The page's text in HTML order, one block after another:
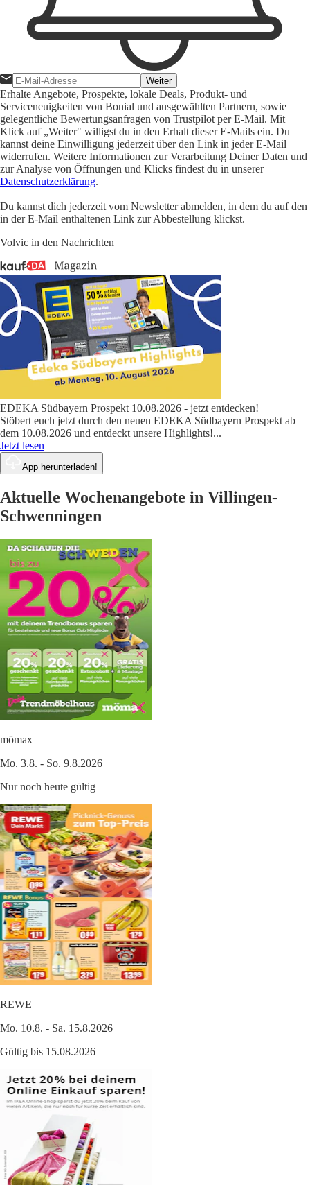
Weiter
Erhalte Angebote, Prospekte, lokale Deals, Produkt- und
Serviceneuigkeiten von Bonial und ausgewählten Partnern, sowie
gelegentliche Bewertungsanfragen von Trustpilot per E-Mail. Mit
Klick auf „Weiter" willigst du in den Erhalt dieser E-Mails ein. Du
kannst deine Einwilligung jederzeit über den Link in jeder E-Mail
widerrufen. Weitere Informationen zur Verarbeitung Deiner Daten und
zur Analyse von Öffnungen und Klicks findest du in unserer
Datenschutzerklärung.
Du kannst dich jederzeit vom Newsletter abmelden, in dem du auf den
in der E-Mail enthaltenen Link zur Abbestellung klickst.
Volvic in den Nachrichten
EDEKA Südbayern Prospekt 10.08.2026 - jetzt entdecken!
Stöbert euch jetzt durch den neuen EDEKA Südbayern Prospekt ab
dem 10.08.2026 und entdeckt unsere Highlights!...
Jetzt lesen
App herunterladen!
Aktuelle Wochenangebote in Villingen-
Schwenningen
mömax
Mo. 3.8. - So. 9.8.2026
Nur noch heute gültig
REWE
Mo. 10.8. - Sa. 15.8.2026
Gültig bis 15.08.2026